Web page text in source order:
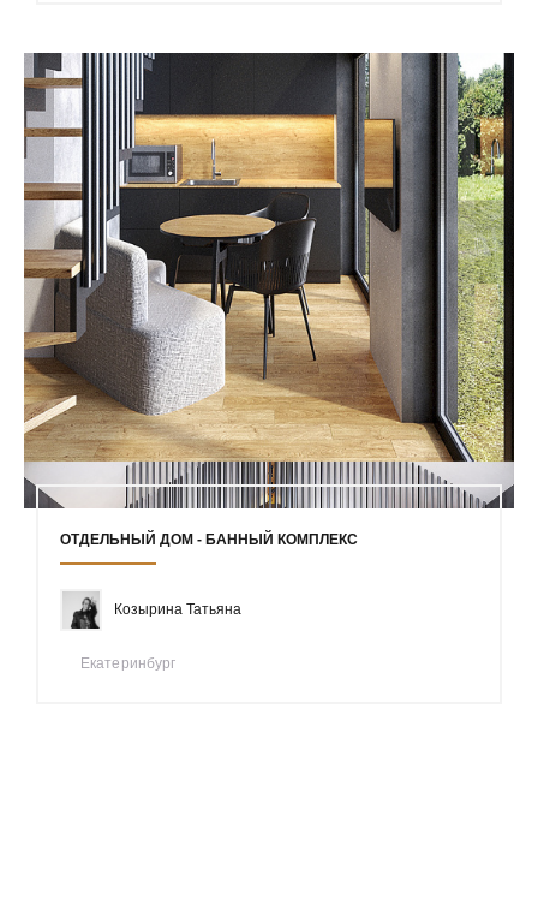
ОТДЕЛЬНЫЙ ДОМ - БАННЫЙ КОМПЛЕКС
Козырина Татьяна
Екатеринбург